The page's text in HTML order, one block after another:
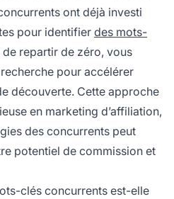
ont déjà investi
pour identifier des mots-
repartir de zéro, vous
pour accélérer
découverte. Cette approche
en marketing d’affiliation,
des concurrents peut
potentiel de commission et
clés concurrents est-elle